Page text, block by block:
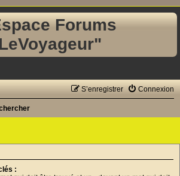
Forums
Connexion
S’enregistrer
: